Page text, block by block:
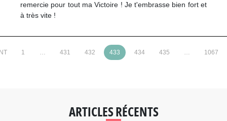
remercie pour tout ma Victoire ! Je t'embrasse bien fort et
à très vite !
1 … 431 432 433 434 435 … 1067
ARTICLES RÉCENTS